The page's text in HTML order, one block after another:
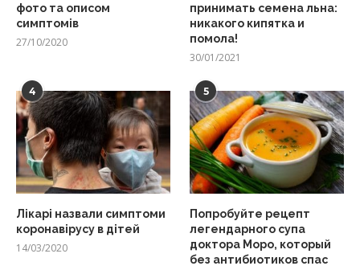
фото та описом
симптомів
27/10/2020
принимать семена льна:
никакого кипятка и
помола!
30/01/2021
4
Лікарі назвали симптоми
коронавірусу в дітей
14/03/2020
5
Попробуйте рецепт
легендарного супа
доктора Моро, который
без антибиотиков спас